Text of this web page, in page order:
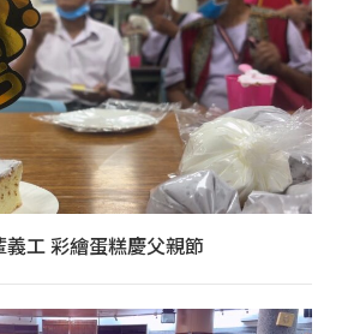
工 彩繪蛋糕慶父親節